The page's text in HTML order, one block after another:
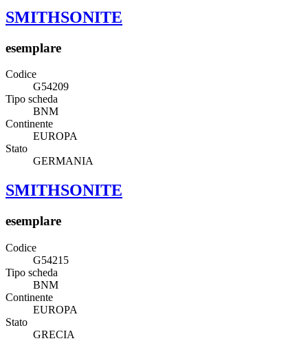
SMITHSONITE
esemplare
Codice
G54209
Tipo scheda
BNM
Continente
EUROPA
Stato
GERMANIA
SMITHSONITE
esemplare
Codice
G54215
Tipo scheda
BNM
Continente
EUROPA
Stato
GRECIA